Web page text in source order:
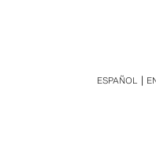
ESPAÑOL